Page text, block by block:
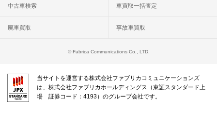
中古車検索 車買取一括査定
廃車買取 事故車買取
© Fabrica Communications Co., LTD.
当サイトを運営する株式会社ファブリカコミュニケーションズ
は、株式会社ファブリカホールディングス（東証スタンダード上
場 証券コード：4193）のグループ会社です。